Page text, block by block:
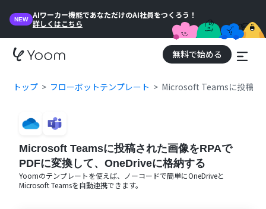
NEW
AIワーカー機能であなただけのAI社員をつくろう！
詳しくはこちら
無料で始める
トップ フローボットテンプレート Microsoft Teamsに投稿さ
Microsoft Teamsに投稿された画像をRPAで
PDFに変換して、OneDriveに格納する
Yoomのテンプレートを使えば、ノーコードで簡単にOneDriveと
Microsoft Teamsを自動連携できます。